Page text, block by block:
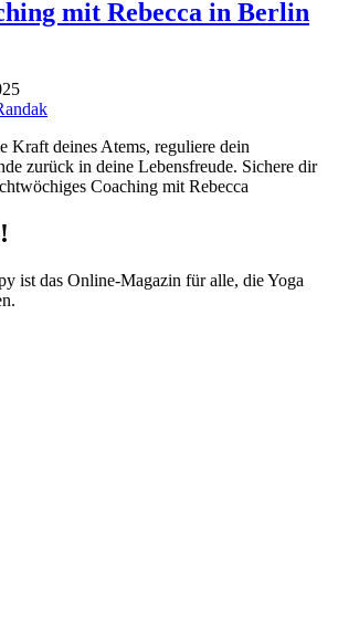
mit Rebecca in Berlin
Kraft deines Atems, reguliere dein
zurück in deine Lebensfreude. Sichere dir
Coaching mit Rebecca
ist das Online-Magazin für alle, die Yoga